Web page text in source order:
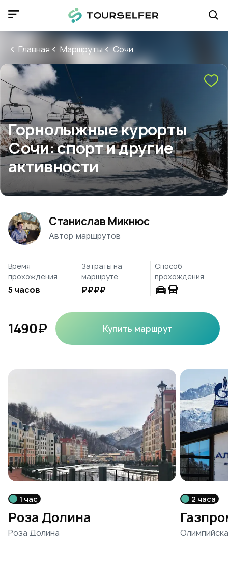
Главная Маршруты Сочи
Горнолыжные курорты
Сочи: спорт и другие
активности
Станислав Микнюс
Автор маршрутов
Время
прохождения
5 часов
Затраты на
маршруте
₽₽₽₽
Способ
прохождения
1490₽ Купить маршрут
1 час
Роза Долина
Роза Долина
2 часа